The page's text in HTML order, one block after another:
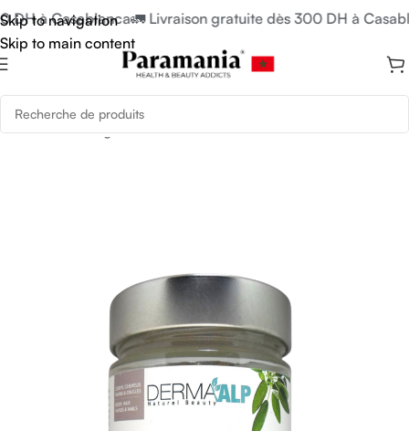
Skip to navigation
Skip to main content
à Casablanca🚛 Livraison gratuite dès 300 DH à
Accueil/Uncategorized